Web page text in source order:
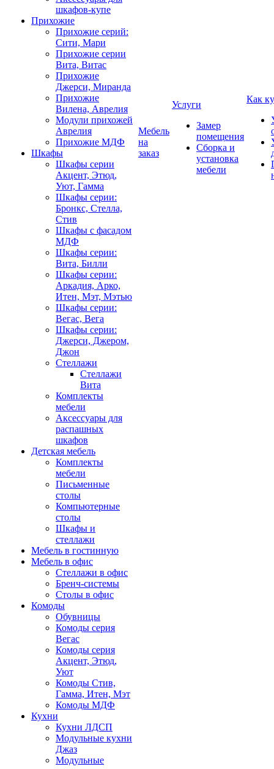
шкафов-купе
Прихожие
Прихожие серий:
Сити, Мари
Прихожие серии
Вита, Витас
Прихожие
Джерси, Миранда
Прихожие
Вилена, Аврелия
Модули прихожей
Аврелия
Прихожие МДФ
Шкафы
Шкафы серии
Акцент, Этюд,
Уют, Гамма
Шкафы серии:
Бронкс, Стелла,
Стив
Шкафы с фасадом
МДФ
Шкафы серии:
Вита, Билли
Шкафы серии:
Аркадия, Арко,
Итен, Мэт, Мэтью
Шкафы серии:
Вегас, Вега
Шкафы серии:
Джерси, Джером,
Джон
Стеллажи
Стеллажи
Вита
Комплекты
мебели
Аксессуары для
распашных
шкафов
Детская мебель
Комплекты
мебели
Письменные
столы
Компьютерные
столы
Шкафы и
стеллажи
Мебель в гостинную
Мебель в офис
Стеллажи в офис
Бренч-системы
Столы в офис
Комоды
Обувницы
Комоды серия
Вегас
Комоды серия
Акцент, Этюд,
Уют
Комоды Стив,
Гамма, Итен, Мэт
Комоды МДФ
Кухни
Кухни ЛДСП
Модульные кухни
Джаз
Модульные
Мебель
на
заказ
Услуги
Замер
помещения
Сборка и
установка
мебели
Как